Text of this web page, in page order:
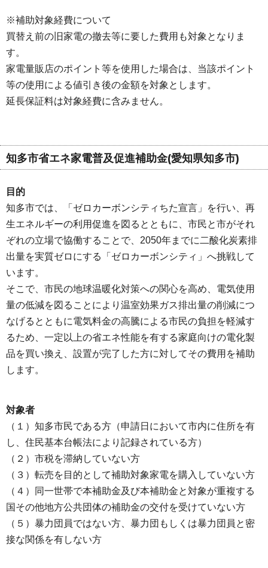
※補助対象経費について
買替え前の旧家電の撤去等に要した費用も対象となりま
す。
家電量販店のポイント等を使用した場合は、当該ポイント
等の使用による値引き後の金額を対象とします。
延長保証料は対象経費に含みません。
知多市省エネ家電普及促進補助金(愛知県知多市)
目的
知多市では、「ゼロカーボンシティちた宣言」を行い、再
生エネルギーの利用促進を図るとともに、市民と市がそれ
ぞれの立場で協働することで、2050年までに二酸化炭素排
出量を実質ゼロにする「ゼロカーボンシティ」へ挑戦して
います。
そこで、市民の地球温暖化対策への関心を高め、電気使用
量の低減を図ることにより温室効果ガス排出量の削減につ
なげるとともに電気料金の高騰による市民の負担を軽減す
るため、一定以上の省エネ性能を有する家庭向けの電化製
品を買い換え、設置が完了した方に対してその費用を補助
します。
対象者
（１）知多市民である方（申請日において市内に住所を有
し、住民基本台帳法により記録されている方）
（２）市税を滞納していない方
（３）転売を目的として補助対象家電を購入していない方
（４）同一世帯で本補助金及び本補助金と対象が重複する
国その他地方公共団体の補助金の交付を受けていない方
（５）暴力団員ではない方、暴力団もしくは暴力団員と密
接な関係を有しない方